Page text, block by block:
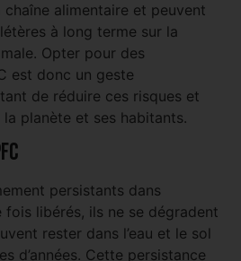
chaîne alimentaire et peuvent
à long terme sur la
Opter pour des
est donc un geste
de réduire ces risques et
planète et ses habitants.
persistants dans
fois libérés, ils ne se dégradent
rester dans l’eau et le sol
d’années. Cette persistance